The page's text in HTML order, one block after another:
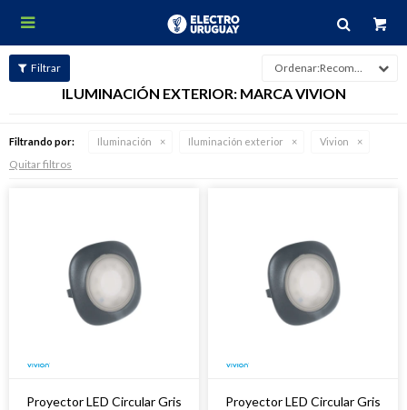

Recomendados
ILUMINACIÓN EXTERIOR: MARCA VIVION
Filtrando por: Iluminación Iluminación exterior Vivion
Quitar filtros
Proyector LED Circular Gris
Proyector LED Circular Gris